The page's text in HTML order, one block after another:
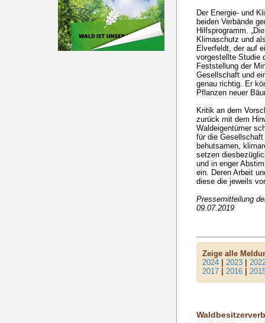
Der Energie- und
beiden Verbände
Hilfsprogramm.
Klimaschutz und
Elverfeldt, der auf
vorgestellte Studie
Feststellung der
Gesellschaft und
genau richtig. Er
Pflanzen neuer
Kritik an dem
zurück mit dem
Waldeigentümer
für die
behutsamen,
setzen
und in enger
ein. Deren Arbeit
diese die jeweils
Pressemitteilung
09.07.2019
Zeige alle
2024 |2023 |
2017 |2016 |